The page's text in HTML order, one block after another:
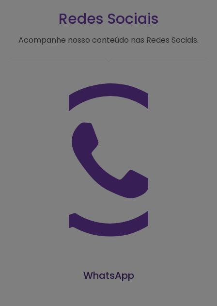
Redes Sociais
Acompanhe nosso conteúdo nas Redes Sociais.
WhatsApp